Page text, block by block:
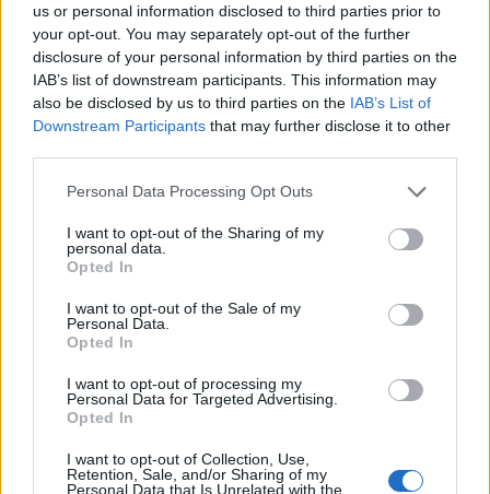
us or personal information disclosed to third parties prior to
your opt-out. You may separately opt-out of the further
disclosure of your personal information by third parties on the
IAB’s list of downstream participants. This information may
also be disclosed by us to third parties on the IAB’s List of
Downstream Participants that may further disclose it to other
Please note that this website/app uses one or more Google
not limited to your visit or usage behaviour. You may click to
grant or deny consent to Google and its third-party tags to
use your data for below specified purposes in below Google
consent section.
Personal Data Processing Opt Outs
I want to opt-out of the Sharing of my
personal data.
Opted In
I want to opt-out of the Sale of my
Personal Data.
Opted In
I want to opt-out of processing my
Personal Data for Targeted Advertising.
Opted In
I want to opt-out of Collection, Use,
Retention, Sale, and/or Sharing of my
Personal Data that Is Unrelated with the
Tető, ami évtizedeken át gondoskodik a családról
tetőcserepet!